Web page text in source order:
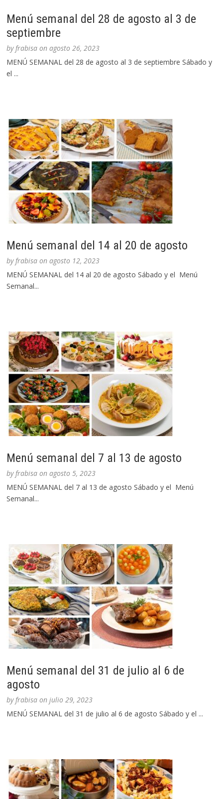
Menú semanal del 28 de agosto al 3 de
septiembre
byfrabisa onagosto 26, 2023
MENÚ SEMANAL del 28 de agosto al 3 de septiembre Sábado y
el ...
Menú semanal del 14 al 20 de agosto
byfrabisa onagosto 12, 2023
MENÚ SEMANAL del 14 al 20 de agosto Sábado y el Menú
Semanal...
Menú semanal del 7 al 13 de agosto
byfrabisa onagosto 5, 2023
MENÚ SEMANAL del 7 al 13 de agosto Sábado y el Menú
Semanal...
Menú semanal del 31 de julio al 6 de
agosto
byfrabisa onjulio 29, 2023
MENÚ SEMANAL del 31 de julio al 6 de agosto Sábado y el ...